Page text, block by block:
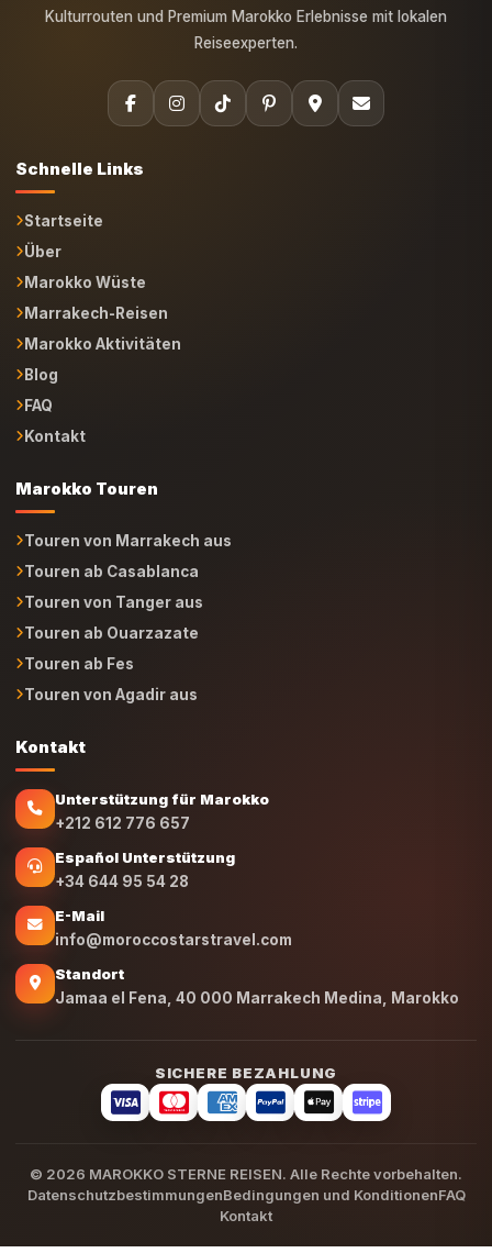
Kulturrouten und Premium Marokko Erlebnisse mit lokalen
Reiseexperten.
Schnelle Links
Startseite
Über
Marokko Wüste
Marrakech-Reisen
Marokko Aktivitäten
Blog
FAQ
Kontakt
Marokko Touren
Touren von Marrakech aus
Touren ab Casablanca
Touren von Tanger aus
Touren ab Ouarzazate
Touren ab Fes
Touren von Agadir aus
Kontakt
Unterstützung für Marokko
+212 612 776 657
Español Unterstützung
+34 644 95 54 28
E-Mail
info@moroccostarstravel.com
Standort
Jamaa el Fena, 40 000 Marrakech Medina, Marokko
SICHERE BEZAHLUNG
© 2026 MAROKKO STERNE REISEN. Alle Rechte vorbehalten.
DatenschutzbestimmungenBedingungen und KonditionenFAQ
Kontakt